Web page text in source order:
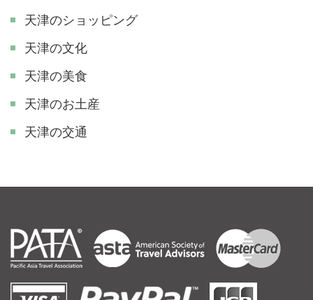
天津のショッピング
天津の文化
天津の美食
天津のお土産
天津の交通